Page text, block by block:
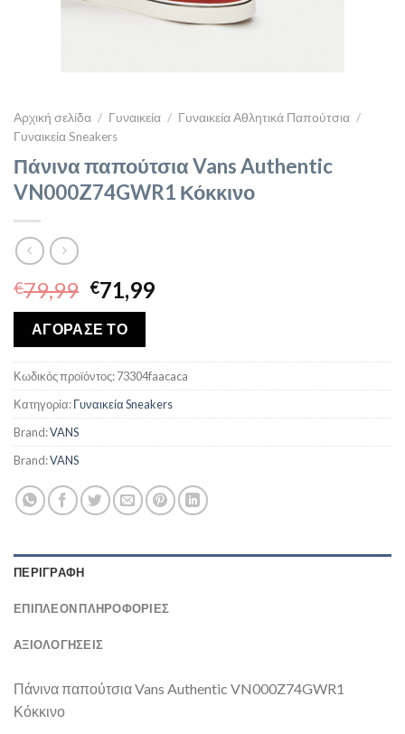
Αρχική σελίδα / Γυναικεία / Γυναικεία Αθλητικά Παπούτσια /
Γυναικεία Sneakers
Πάνινα παπούτσια Vans Authentic
VN000Z74GWR1 Κόκκινο
€79,99 Original
price
was:
€79,99.
€71,99Η
€71,99.
ΑΓΟΡΑΣΕ ΤΟ
Κωδικός προϊόντος:73304faacaca
Κατηγορία:Γυναικεία Sneakers
Brand:VANS
Brand:VANS
ΠΕΡΙΓΡΑΦΉ
ΕΠΙΠΛΈΟΝ ΠΛΗΡΟΦΟΡΊΕΣ
ΑΞΙΟΛΟΓΗΣΕΙΣ
Πάνινα παπούτσια Vans Authentic VN000Z74GWR1
Κόκκινο